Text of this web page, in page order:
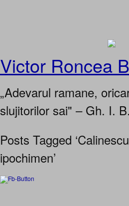
Victor Roncea
„Adevarul ramane,
slujitorilor sai" – Gh. I. B.
Posts Tagged
ipochimen’